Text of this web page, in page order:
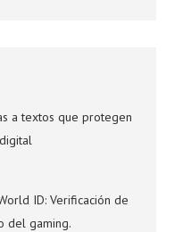
a textos que protegen
ID: Verificación de
del gaming.